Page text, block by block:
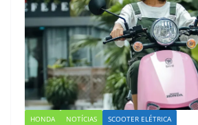
HONDA NOTÍCIAS SCOOTER ELÉTRICA